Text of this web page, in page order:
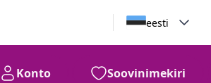
eesti
Konto Soovinimekiri